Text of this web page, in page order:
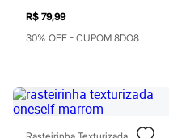
Blusas de proteção
Sungas
Hello Kitty
Homem Aranha
R$ 79,99
30% OFF - CUPOM 8DO8